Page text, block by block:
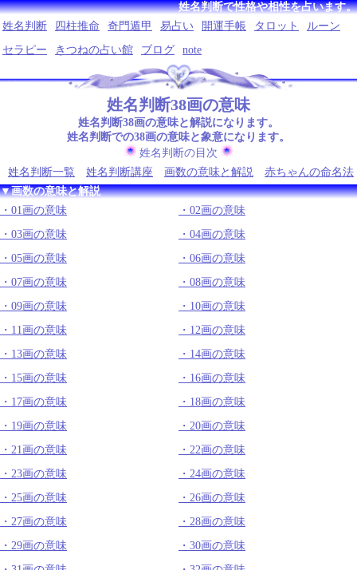
姓名判断で性格や相性を占います。
姓名判断
四柱推命 奇門遁甲 易占い 開運手帳 タロット
ルーン
セラピー
きつねの占い館 ブログ note
姓名判断38画の意味
姓名判断38画の意味と解説になります。
姓名判断での38画の意味と象意になります。
姓名判断の目次
姓名判断一覧
姓名判断講座 画数の意味と解説
赤ちゃんの命名法
▼画数の意味と解説
01画の意味
02画の意味
03画の意味
04画の意味
05画の意味
06画の意味
07画の意味
08画の意味
09画の意味
10画の意味
11画の意味
12画の意味
13画の意味
14画の意味
15画の意味
16画の意味
17画の意味
18画の意味
19画の意味
20画の意味
21画の意味
22画の意味
23画の意味
24画の意味
25画の意味
26画の意味
27画の意味
28画の意味
29画の意味
30画の意味